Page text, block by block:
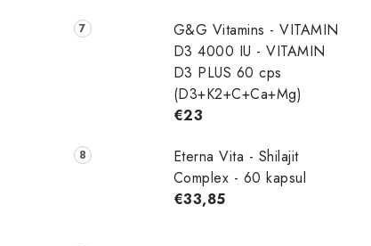
G&G Vitamins - VITAMIN
D3 4000 IU - VITAMIN
D3 PLUS 60 cps
(D3+K2+C+Ca+Mg)
€23
Eterna Vita - Shilajit
Complex - 60 kapsul
€33,85